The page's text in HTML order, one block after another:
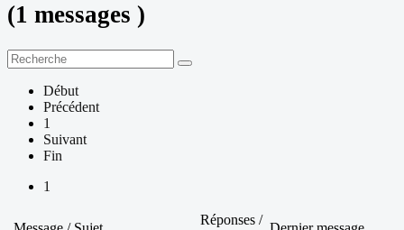
(1 messages )
Début
Précédent
1
Suivant
Fin
1
Réponses /